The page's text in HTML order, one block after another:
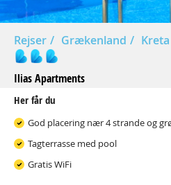
Rejser Grækenland Kreta
Ilias Apartments
Her får du
God placering nær 4 strande og
Tagterrasse med pool
Gratis WiFi